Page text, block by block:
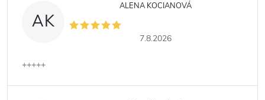
AK
ALENA KOCIANOVÁ
7.8.2026
+++++